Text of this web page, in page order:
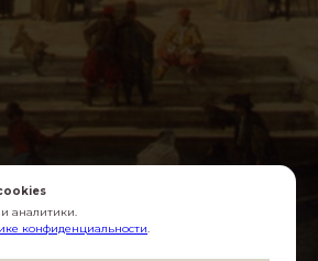
аналитики.
конфиденциальности.
Согласен(-на) собработкой данных